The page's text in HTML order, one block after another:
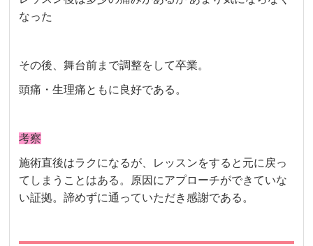
なった
その後、舞台前まで調整をして卒業。
頭痛・生理痛ともに良好である。
考察
施術直後はラクになるが、レッスンをすると元に戻っ
てしまうことはある。原因にアプローチができていな
い証拠。諦めずに通っていただき感謝である。